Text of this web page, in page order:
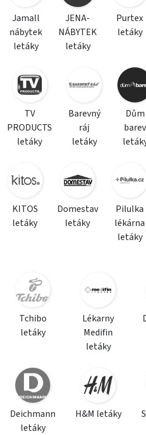
Jamall
nábytek
letáky
JENA-
NÁBYTEK
letáky
Purtex
letáky
TV
PRODUCTS
letáky
Barevný
ráj
letáky
Dům
barev
KITOS
letáky
Domestav
letáky
Pilulka
lékárna
letáky
Tchibo
letáky
Lékarny
Medifin
letáky
Deichmann
letáky
H&M letáky